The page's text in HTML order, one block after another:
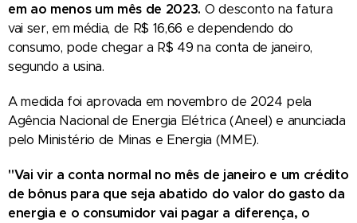
em ao menos um mês de 2023. O desconto na fatura
vai ser, em média, de R$ 16,66 e dependendo do
consumo, pode chegar a R$ 49 na conta de janeiro,
segundo a usina.
A medida foi aprovada em novembro de 2024 pela
Agência Nacional de Energia Elétrica (Aneel) e anunciada
pelo Ministério de Minas e Energia (MME).
"Vai vir a conta normal no mês de janeiro e um crédito
de bônus para que seja abatido do valor do gasto da
energia e o consumidor vai pagar a diferença, o